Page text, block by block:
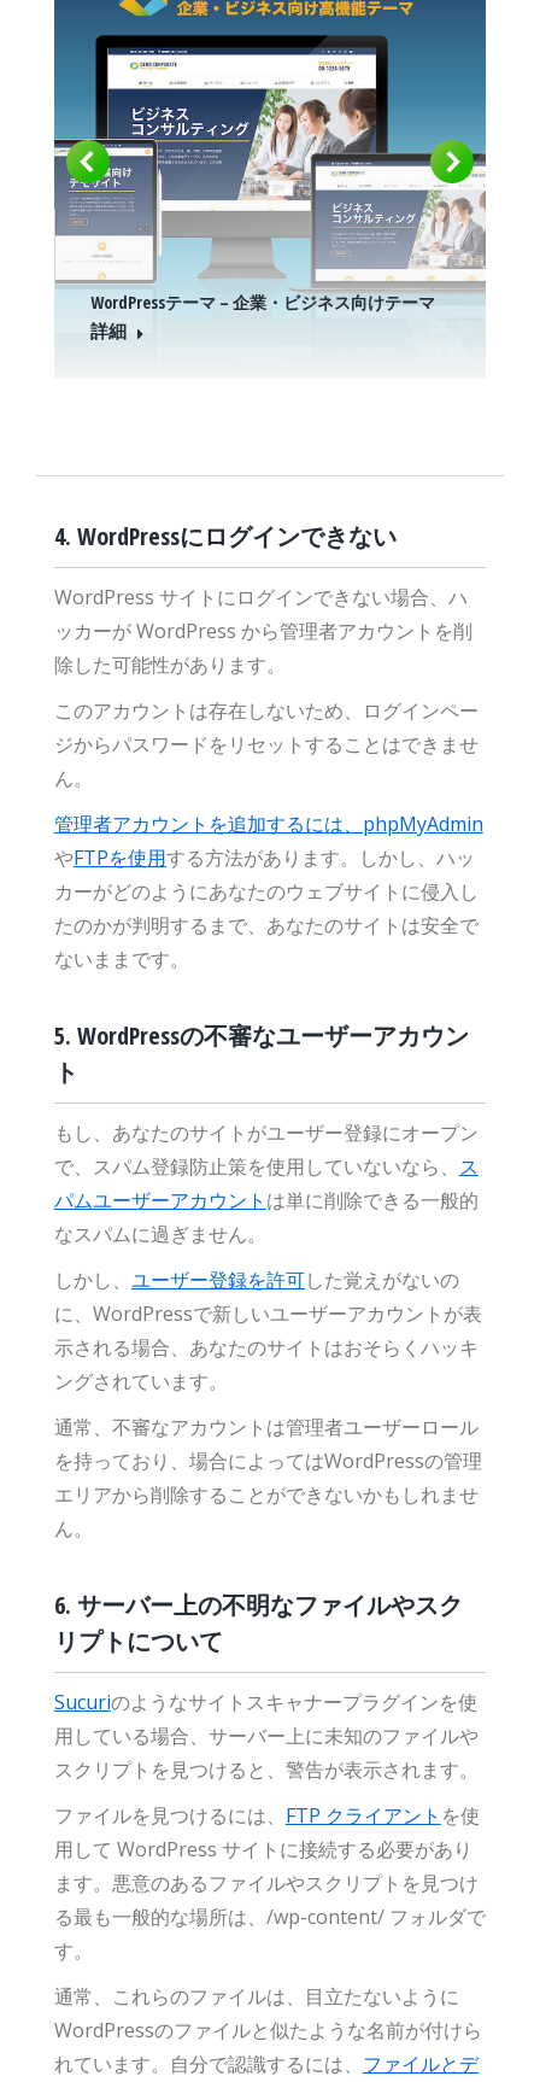
WordPressテーマ – 企業・ビジネス向けテーマ
詳細
4. WordPressにログインできない
WordPress サイトにログインできない場合、ハ
ッカーが WordPress から管理者アカウントを削
除した可能性があります。
このアカウントは存在しないため、ログインペー
ジからパスワードをリセットすることはできませ
ん。
管理者アカウントを追加するには、phpMyAdmin
やFTPを使用する方法があります。しかし、ハッ
カーがどのようにあなたのウェブサイトに侵入し
たのかが判明するまで、あなたのサイトは安全で
ないままです。
5. WordPressの不審なユーザーアカウン
ト
もし、あなたのサイトがユーザー登録にオープン
で、スパム登録防止策を使用していないなら、 ス
パムユーザーアカウント は単に削除できる一般的
なスパムに過ぎません。
しかし、 ユーザー登録を許可した覚えがないの
に、WordPressで新しいユーザーアカウントが表
示される場合、あなたのサイトはおそらくハッキ
ングされています。
通常、不審なアカウントは管理者ユーザーロール
を持っており、場合によってはWordPressの管理
エリアから削除することができないかもしれませ
ん。
6. サーバー上の不明なファイルやスク
リプトについて
Sucuriのようなサイトスキャナープラグインを使
用している場合、サーバー上に未知のファイルや
スクリプトを見つけると、警告が表示されます。
ファイルを見つけるには、 FTP クライアント を使
用して WordPress サイトに接続する必要があり
ます。悪意のあるファイルやスクリプトを見つけ
る最も一般的な場所は、/wp-content/ フォルダで
す。
通常、これらのファイルは、目立たないように
WordPressのファイルと似たような名前が付けら
れています。自分で認識するには、 ファイルとデ